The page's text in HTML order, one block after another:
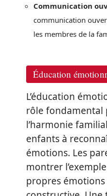
Communication
communication
les membres de la
Éducation
L’éducation
rôle
l’harmonie
enfants à
émotions. Les
montrer
propres